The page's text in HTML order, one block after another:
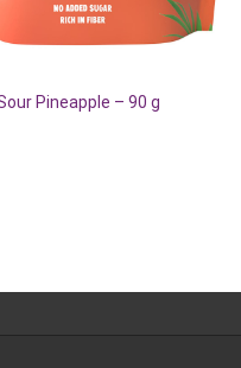
Pineapple – 90 g